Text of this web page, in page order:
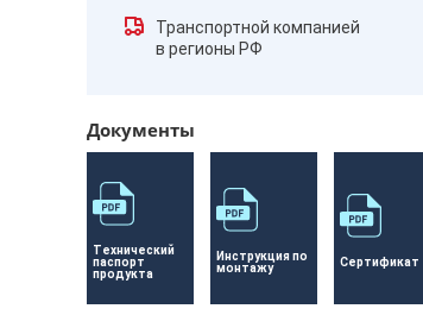
Транспортной компанией
в регионы РФ
Документы
Технический
паспорт
продукта
Инструкция по
монтажу
Сертификат